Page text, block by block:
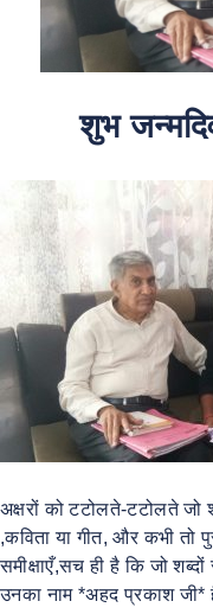
शुभ
अक्षरों को टटोलते-टटोलते
,कविता या गीत, और कभी
समीक्षाएँ,सच ही है कि जो
उनका नाम *अहद प्रकाश जी*